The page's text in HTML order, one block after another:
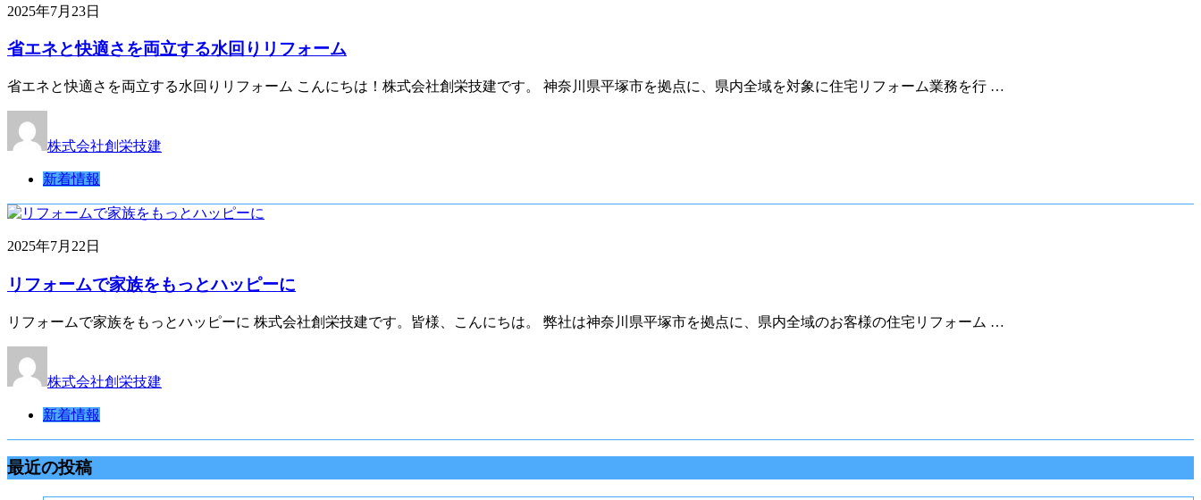
2025年7月23日
省エネと快適さを両立する水回りリフォーム
省エネと快適さを両立する水回りリフォーム こんにちは！株式会社創栄技建です。 神奈川県平塚市を拠点に、県内全域を対象に住宅リフォーム業務を行 …
株式会社創栄技建
新着情報
2025年7月22日
リフォームで家族をもっとハッピーに
リフォームで家族をもっとハッピーに 株式会社創栄技建です。皆様、こんにちは。 弊社は神奈川県平塚市を拠点に、県内全域のお客様の住宅リフォーム …
株式会社創栄技建
新着情報
最近の投稿